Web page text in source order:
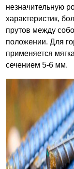
незначительную
характеристик,
прутов между
положении. Для
применяется
сечением 5-6 мм.